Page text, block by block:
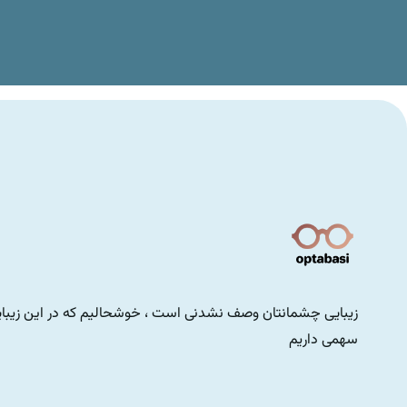
زیبایی چشمانتان وصف نشدنی است ، خوشحالیم که در این
سهمی داریم